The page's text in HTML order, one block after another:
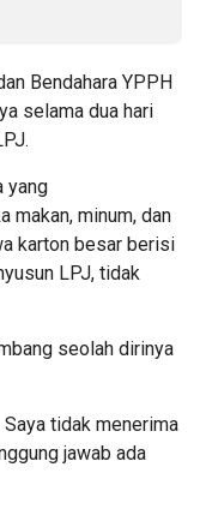
Bendahara YPPH
selama dua hari
yang
makan, minum, dan
karton besar berisi
LPJ, tidak
seolah dirinya
Saya tidak menerima
jawab ada